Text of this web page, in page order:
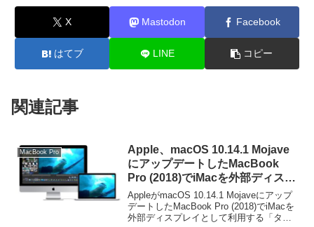
X Mastodon Facebook
はてブ LINE コピー
関連記事
MacBook Pro
Apple、macOS 10.14.1 Mojave
にアップデートしたMacBook
Pro (2018)でiMacを外部ディスプ
レイとして利用する「ターゲット
ディスプレイモード」の不具合を
修正。
AppleがmacOS 10.14.1 Mojaveにアップ
デートしたMacBook Pro (2018)でiMacを
外部ディスプレイとして利用する「ター